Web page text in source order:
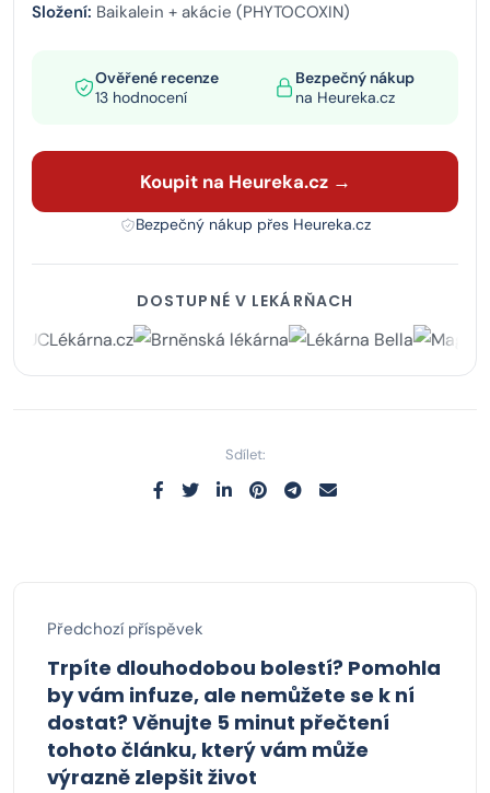
Složení: Baikalein + akácie (PHYTOCOXIN)
Ověřené recenze
13 hodnocení
Bezpečný nákup
na Heureka.cz
Koupit na Heureka.cz →
Bezpečný nákup přes Heureka.cz
DOSTUPNÉ V LEKÁRŇACH
Sdílet:
Předchozí příspěvek
Trpíte dlouhodobou bolestí? Pomohla
by vám infuze, ale nemůžete se k ní
dostat? Věnujte 5 minut přečtení
tohoto článku, který vám může
výrazně zlepšit život